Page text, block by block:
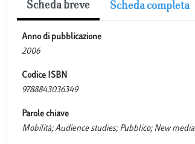
Scheda breve Scheda completa
Anno di pubblicazione
2006
Codice ISBN
9788843036349
Parole chiave
Mobilità; Audience studies; Pubblico; New